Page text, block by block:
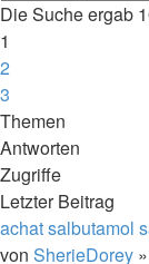
Die Suche ergab
1
2
3
Nächste
Themen
Antworten
Zugriffe
Letzter Beitrag
achat salbutamol
von SherieDorey »